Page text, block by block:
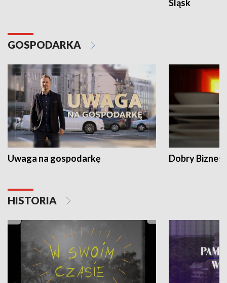
Śląsk
GOSPODARKA
Uwaga na gospodarkę Dobry Biznes
HISTORIA